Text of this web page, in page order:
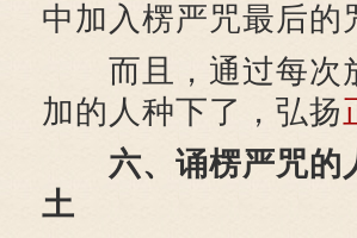
中加入楞严咒最后的
而且，通过每次
加的人种下了，弘扬
六、诵楞严咒的
土